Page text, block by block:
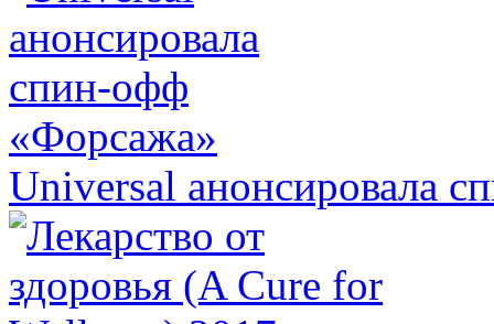
Universal анонсировала